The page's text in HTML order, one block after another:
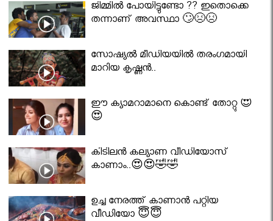
ജിമ്മിൽ പോയിട്ടുണ്ടോ ?? ഇതൊക്കെ
തന്നാണ് അവസ്ഥാ 🙄😣😣
സോഷ്യൽ മീഡിയയിൽ തരംഗമായി
മാറിയ കൃഷ്ണൻ..
ഈ ക്യാമറാമാനെ കൊണ്ട് തോറ്റു 😍
😍
കിടിലൻ കല്യാണ വീഡിയോസ്
കാണാം..😍😍🤣🤣
ഉച്ച നേരത്ത് കാണാൻ പറ്റിയ
വീഡിയോ 😇😇